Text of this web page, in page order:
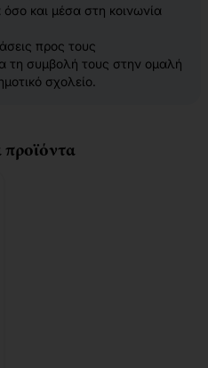
όσο και μέσα στη κοινωνία
προς τους
τη συμβολή τους στην ομαλή
σχολείο.
προϊόντα